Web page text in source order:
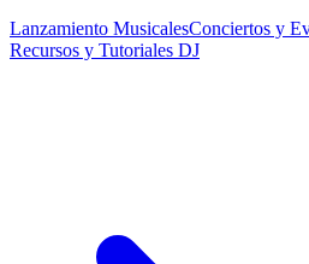
Lanzamiento MusicalesConciertos y
Recursos y Tutoriales DJ